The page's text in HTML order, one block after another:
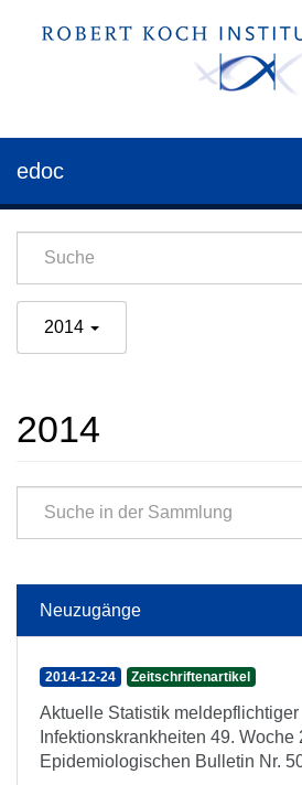
edoc
2014
2014
Neuzugänge
2014-12-24 Zeitschriftenartikel
Aktuelle Statistik meldepflichtiger
Infektionskrankheiten 49. Woche
Epidemiologischen Bulletin Nr.